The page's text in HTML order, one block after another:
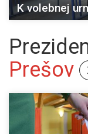
K volebnej
Prešov